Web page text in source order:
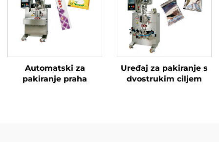
Automatski za
pakiranje praha
Uređaj za pakiranje s
dvostrukim ciljem